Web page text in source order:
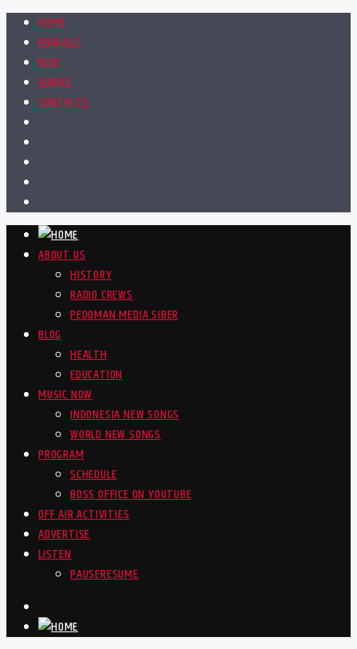
HOME
PODCAST
BLOG
VIDEOS
CONTACTS
ABOUT US
HISTORY
RADIO CREWS
PEDOMAN MEDIA SIBER
BLOG
HEALTH
EDUCATION
MUSIC NOW
INDONESIA NEW SONGS
WORLD NEW SONGS
PROGRAM
SCHEDULE
BOSS OFFICE ON YOUTUBE
OFF AIR ACTIVITIES
ADVERTISE
LISTEN
PAUSERESUME